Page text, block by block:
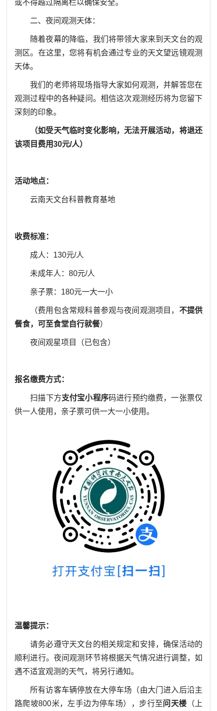
或不得越过隔离栏以确保安全。
二、夜间观测天体：
随着夜幕的降临，我们将带领大家来到天文台的观
测区。在这里，您将有机会通过专业的天文望远镜观测
天体。
我们的老师将现场指导大家如何观测，并解答您在
观测过程中的各种疑问。相信这次观测经历将为您留下
深刻的印象。
（如受天气临时变化影响，无法开展活动，将退还
该项目费用30元/人）
活动地点：
云南天文台科普教育基地
收费标准：
成人： 130元/人
未成年人：80元/人
亲子票：180元一大一小
（费用包含常规科普参观与夜间观测项目， 不提供
餐食，可至食堂自行就餐）
夜间观星项目（已包含）
报名缴费方式：
扫描下方支付宝小程序码进行预约缴费，一张票仅
供一人使用，亲子票可供一大一小使用。
温馨提示：
请务必遵守天文台的相关规定和安排，确保活动的
顺利进行。夜间观测环节将根据天气情况进行调整，如
遇不适宜观测的天气，将另行通知。
所有访客车辆停放在大停车场（由大门进入后沿主
路爬坡800米，左手边为停车场），步行至 问天楼 （上